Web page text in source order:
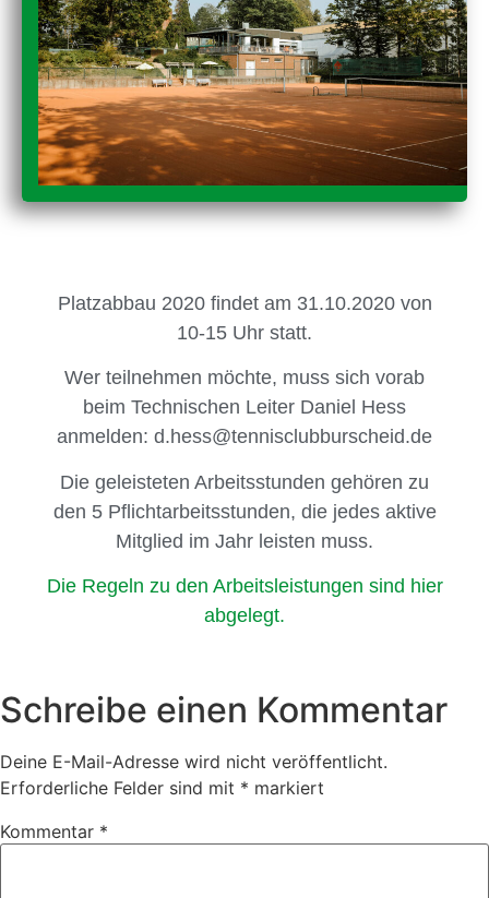
Platzabbau 2020 findet am 31.10.2020 von
10-15 Uhr statt.
Wer teilnehmen möchte, muss sich vorab
beim Technischen Leiter Daniel Hess
anmelden: d.hess@tennisclubburscheid.de
Die geleisteten Arbeitsstunden gehören zu
den 5 Pflichtarbeitsstunden, die jedes aktive
Mitglied im Jahr leisten muss.
Die Regeln zu den Arbeitsleistungen sind hier
abgelegt.
Schreibe einen Kommentar
Deine E-Mail-Adresse wird nicht veröffentlicht.
Erforderliche Felder sind mit * markiert
Kommentar *